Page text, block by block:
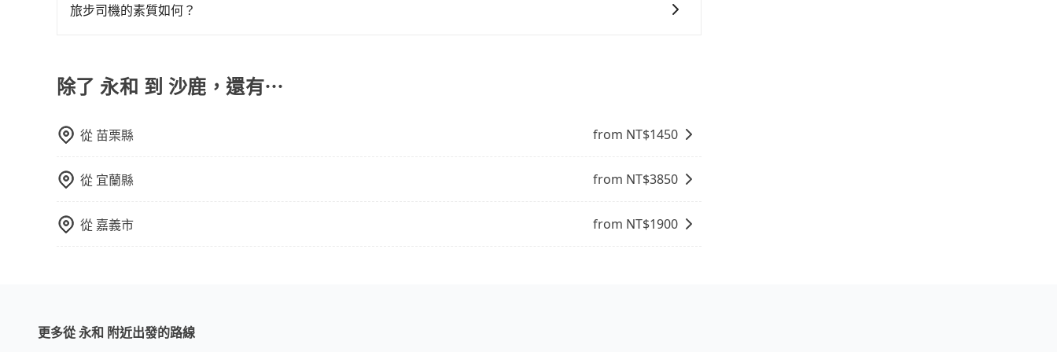
行李時，就顯得非常不便。
客車最多座位數量就是9人，如扣掉司機就只能乘坐8位乘客，如果要10人以上就是營業大客車的範疇，也就是中
比較方便。但也有例外，比方說有些山區或路段是禁止大客車通行的，建議在預定時最好先與車行或平台確認。
旅步司機的素質如何？
除了 永和 到 沙鹿，還有⋯
從 苗栗縣 from NT$1450
從 宜蘭縣 from NT$3850
從 嘉義市 from NT$1900
更多從 永和 附近出發的路線